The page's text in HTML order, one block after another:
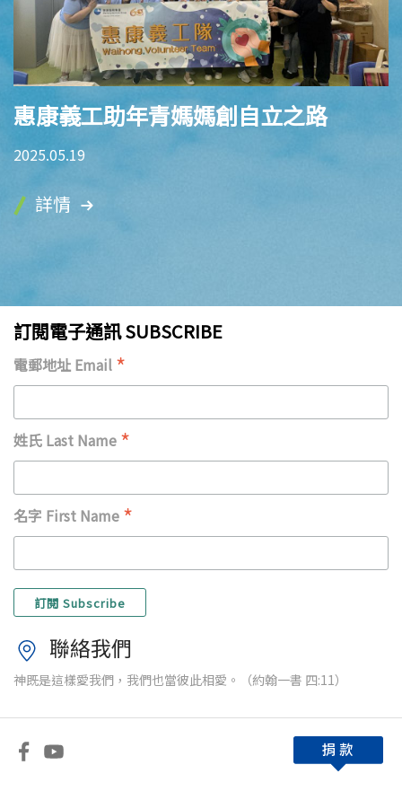
惠康義工助年青媽媽創自立之路
2025.05.19
詳情
訂閱電子通訊 SUBSCRIBE
電郵地址 Email *
姓氏 Last Name *
名字 First Name *
聯絡我們
神既是這樣愛我們，我們也當彼此相愛。（約翰一書 四:11）